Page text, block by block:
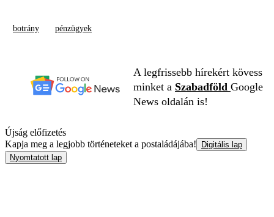
botrány pénzügyek
A legfrissebb hírekért kövess
minket a Szabadföld Google
News oldalán is!
Újság előfizetés
Kapja meg a legjobb történeteket a postaládájába!
Digitális lap
Nyomtatott lap